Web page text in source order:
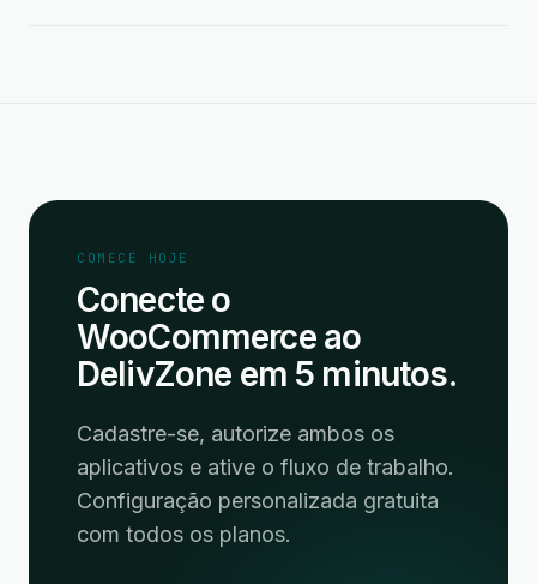
COMECE HOJE
Conecte o
WooCommerce ao
DelivZone em 5 minutos.
Cadastre-se, autorize ambos os
aplicativos e ative o fluxo de trabalho.
Configuração personalizada gratuita
com todos os planos.